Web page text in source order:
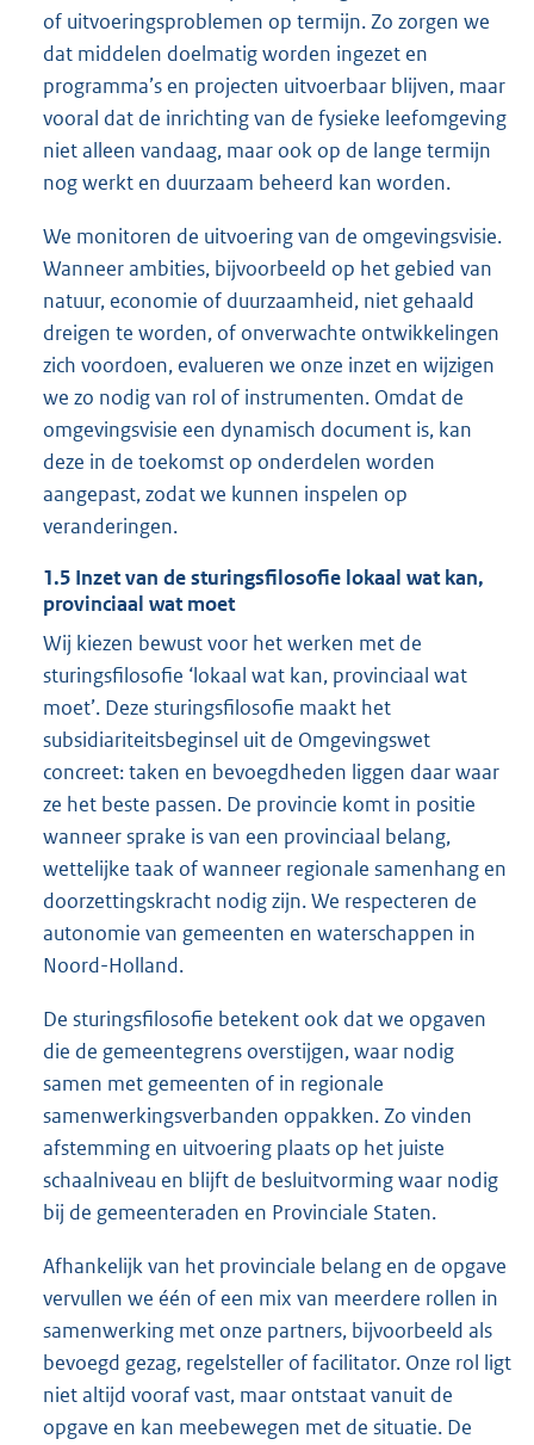
of uitvoeringsproblemen op termijn. Zo zorgen we
dat middelen doelmatig worden ingezet en
programma’s en projecten uitvoerbaar blijven, maar
vooral dat de inrichting van de fysieke leefomgeving
niet alleen vandaag, maar ook op de lange termijn
nog werkt en duurzaam beheerd kan worden.
We monitoren de uitvoering van de omgevingsvisie.
Wanneer ambities, bijvoorbeeld op het gebied van
natuur, economie of duurzaamheid, niet gehaald
dreigen te worden, of onverwachte ontwikkelingen
zich voordoen, evalueren we onze inzet en wijzigen
we zo nodig van rol of instrumenten. Omdat de
omgevingsvisie een dynamisch document is, kan
deze in de toekomst op onderdelen worden
aangepast, zodat we kunnen inspelen op
veranderingen.
1.5 Inzet van de sturingsfilosofie lokaal wat kan,
provinciaal wat moet
Wij kiezen bewust voor het werken met de
sturingsfilosofie ‘lokaal wat kan, provinciaal wat
moet’. Deze sturingsfilosofie maakt het
subsidiariteitsbeginsel uit de Omgevingswet
concreet: taken en bevoegdheden liggen daar waar
ze het beste passen. De provincie komt in positie
wanneer sprake is van een provinciaal belang,
wettelijke taak of wanneer regionale samenhang en
doorzettingskracht nodig zijn. We respecteren de
autonomie van gemeenten en waterschappen in
Noord-Holland.
De sturingsfilosofie betekent ook dat we opgaven
die de gemeentegrens overstijgen, waar nodig
samen met gemeenten of in regionale
samenwerkingsverbanden oppakken. Zo vinden
afstemming en uitvoering plaats op het juiste
schaalniveau en blijft de besluitvorming waar nodig
bij de gemeenteraden en Provinciale Staten.
Afhankelijk van het provinciale belang en de opgave
vervullen we één of een mix van meerdere rollen in
samenwerking met onze partners, bijvoorbeeld als
bevoegd gezag, regelsteller of facilitator. Onze rol ligt
niet altijd vooraf vast, maar ontstaat vanuit de
opgave en kan meebewegen met de situatie. De